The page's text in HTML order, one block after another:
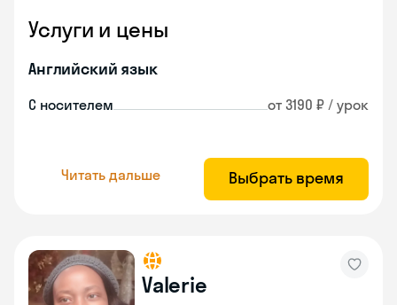
Услуги и цены
Английский язык
С носителем от 3190 ₽ / урок
Читать дальше Выбрать время
Valerie